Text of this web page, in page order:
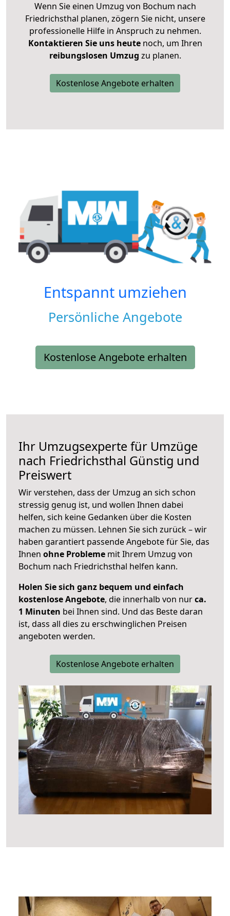
Wenn Sie einen Umzug von Bochum nach
Friedrichsthal planen, zögern Sie nicht, unsere
professionelle Hilfe in Anspruch zu nehmen.
Kontaktieren Sie uns heutenoch, um Ihren
reibungslosen Umzug zu planen.
Kostenlose Angebote erhalten
Entspannt umziehen
Persönliche Angebote
Kostenlose Angebote erhalten
Ihr Umzugsexperte für Umzüge
nach Friedrichsthal Günstig und
Preiswert
Wir verstehen, dass der Umzug an sich schon
stressig genug ist, und wollen Ihnen dabei
helfen, sich keine Gedanken über die Kosten
machen zu müssen. Lehnen Sie sich zurück – wir
haben garantiert passende Angebote für Sie, das
Ihnen ohne Probleme mit Ihrem Umzug von
Bochum nach Friedrichsthal helfen kann.
Holen Sie sich ganz bequem und einfach
kostenlose Angebote, die innerhalb von nurca.
1 Minuten bei Ihnen sind. Und das Beste daran
ist, dass all dies zu erschwinglichen Preisen
angeboten werden.
Kostenlose Angebote erhalten